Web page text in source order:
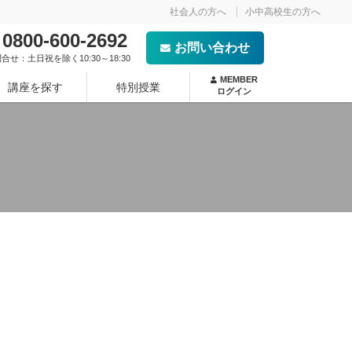
社会人の方へ 小中高校生の方へ
0800-600-2692
せ：土日祝を除く10:30～18:30
お問い合わせ
講座を探す 特別授業
MEMBER
ログイン